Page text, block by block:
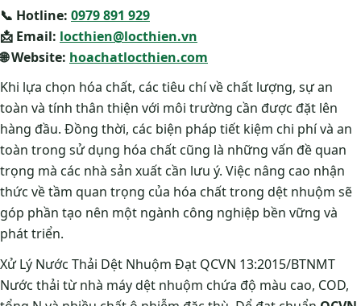
📞 Hotline: 0979 891 929
📩 Email: locthien@locthien.vn
🌐 Website: hoachatlocthien.com
Khi lựa chọn hóa chất, các tiêu chí về chất lượng, sự an
toàn và tính thân thiện với môi trường cần được đặt lên
hàng đầu. Đồng thời, các biện pháp tiết kiệm chi phí và an
toàn trong sử dụng hóa chất cũng là những vấn đề quan
trọng mà các nhà sản xuất cần lưu ý. Việc nâng cao nhận
thức về tầm quan trọng của hóa chất trong dệt nhuộm sẽ
góp phần tạo nên một ngành công nghiệp bền vững và
phát triển.
Xử Lý Nước Thải Dệt Nhuộm Đạt QCVN 13:2015/BTNMT
Nước thải từ nhà máy dệt nhuộm chứa độ màu cao, COD,